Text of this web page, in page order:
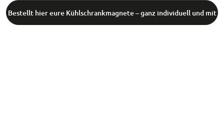
Bestellt hier eure Kühlschrankmagnete – ganz individuell und mit